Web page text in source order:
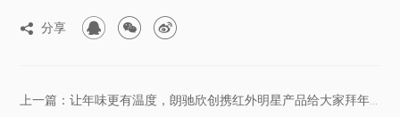
 分享   